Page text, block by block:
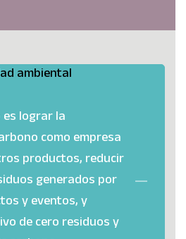
ambiental
lograr la
como empresa
productos, reducir
generados por
y eventos, y
de cero residuos y